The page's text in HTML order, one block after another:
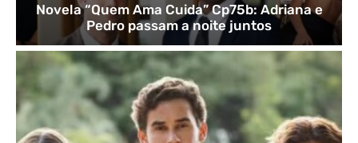
Novela “Quem Ama Cuida” Cp75b: Adriana e
Pedro passam a noite juntos